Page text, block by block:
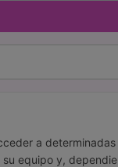
a
equipo y,